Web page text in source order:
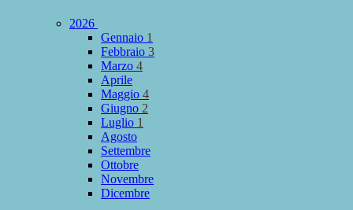
2026
Gennaio 1
Febbraio 3
Marzo 4
Aprile
Maggio 4
Giugno 2
Luglio 1
Agosto
Settembre
Ottobre
Novembre
Dicembre